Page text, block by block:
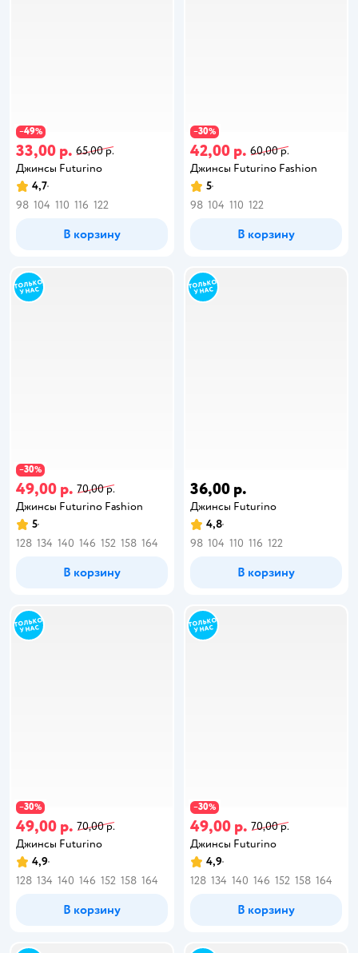
−49%
33,00 р. 65,00 р.
Джинсы Futurino
4,7
98 104 110 116 122
В корзину
−30%
42,00 р. 60,00 р.
Джинсы Futurino Fashion
5
98 104 110 122
В корзину
−30%
49,00 р. 70,00 р.
Джинсы Futurino Fashion
5
128 134 140 146 152 158 164
В корзину
36,00 р.
Джинсы Futurino
4,8
98 104 110 116 122
В корзину
−30%
49,00 р. 70,00 р.
Джинсы Futurino
4,9
128 134 140 146 152 158 164
В корзину
−30%
49,00 р. 70,00 р.
Джинсы Futurino
4,9
128 134 140 146 152 158 164
В корзину